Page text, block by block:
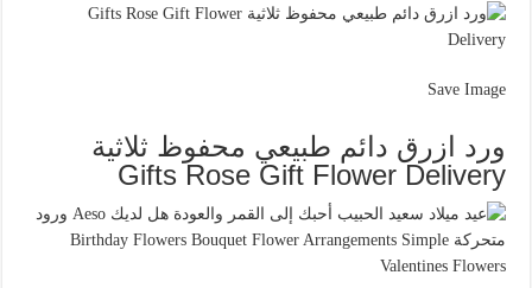
Save Image
ورد ازرق دائم طبيعي محفوظ ثلاثية
Gifts Rose Gift Flower Delivery